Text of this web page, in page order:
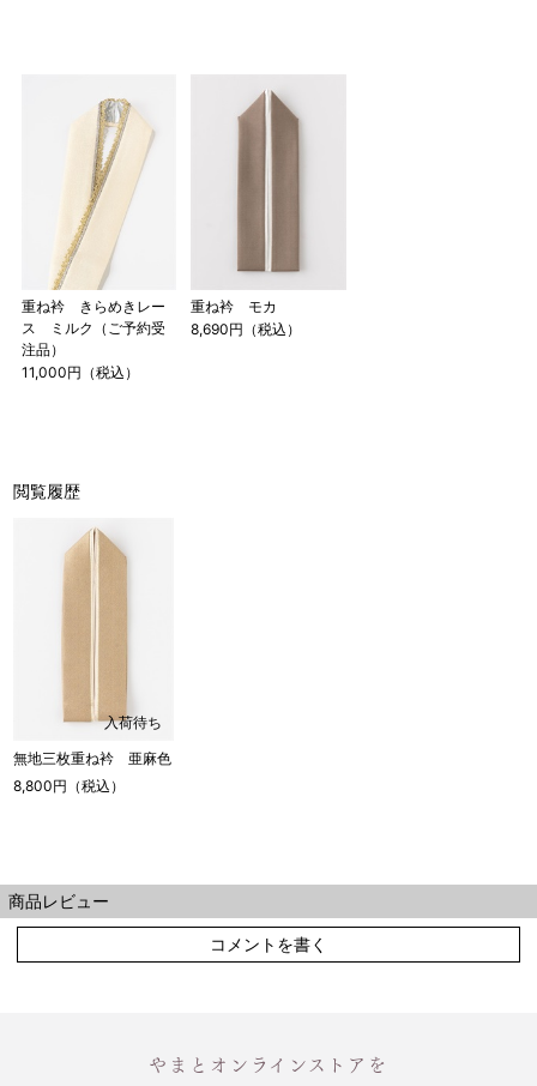
重ね衿 きらめきレー
ス ミルク（ご予約受
注品）
11,000円（税込）
重ね衿 モカ
8,690円（税込）
閲覧履歴
入荷待ち
無地三枚重ね衿 亜麻色
8,800円（税込）
商品レビュー
コメントを書く
やまとオンラインストアを